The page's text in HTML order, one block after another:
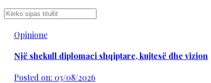
Opinione
Një shekull diplomaci shqiptare, kujtesë dhe vizion
Posted on: 03/08/2026